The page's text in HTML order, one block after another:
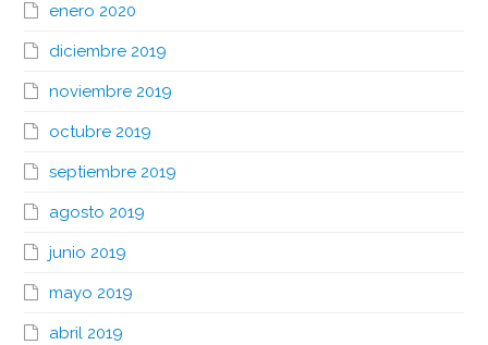
enero 2020
diciembre 2019
noviembre 2019
octubre 2019
septiembre 2019
agosto 2019
junio 2019
mayo 2019
abril 2019